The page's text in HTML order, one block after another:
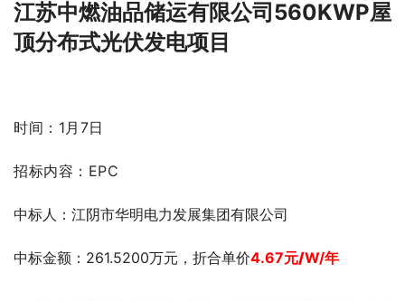
江苏中燃油品储运有限公司560KWP屋
顶分布式光伏发电项目
时间：1月7日
招标内容：EPC
中标人 ：江阴市华明电力发展集团有限公司
中标金额 ：261.5200万元，折合单价4.67元/W/年